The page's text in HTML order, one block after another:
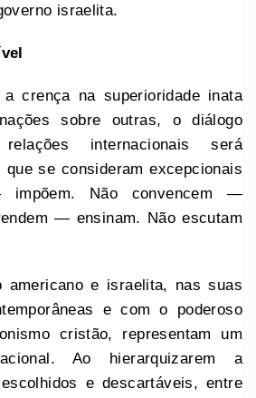
israelita.
a crença na superioridade inata
sobre outras, o diálogo
internacionais será
se consideram excepcionais
impõem. Não convencem —
— ensinam. Não escutam
americano e israelita, nas suas
e com o poderoso
cristão, representam um
Ao hierarquizarem a
e descartáveis, entre